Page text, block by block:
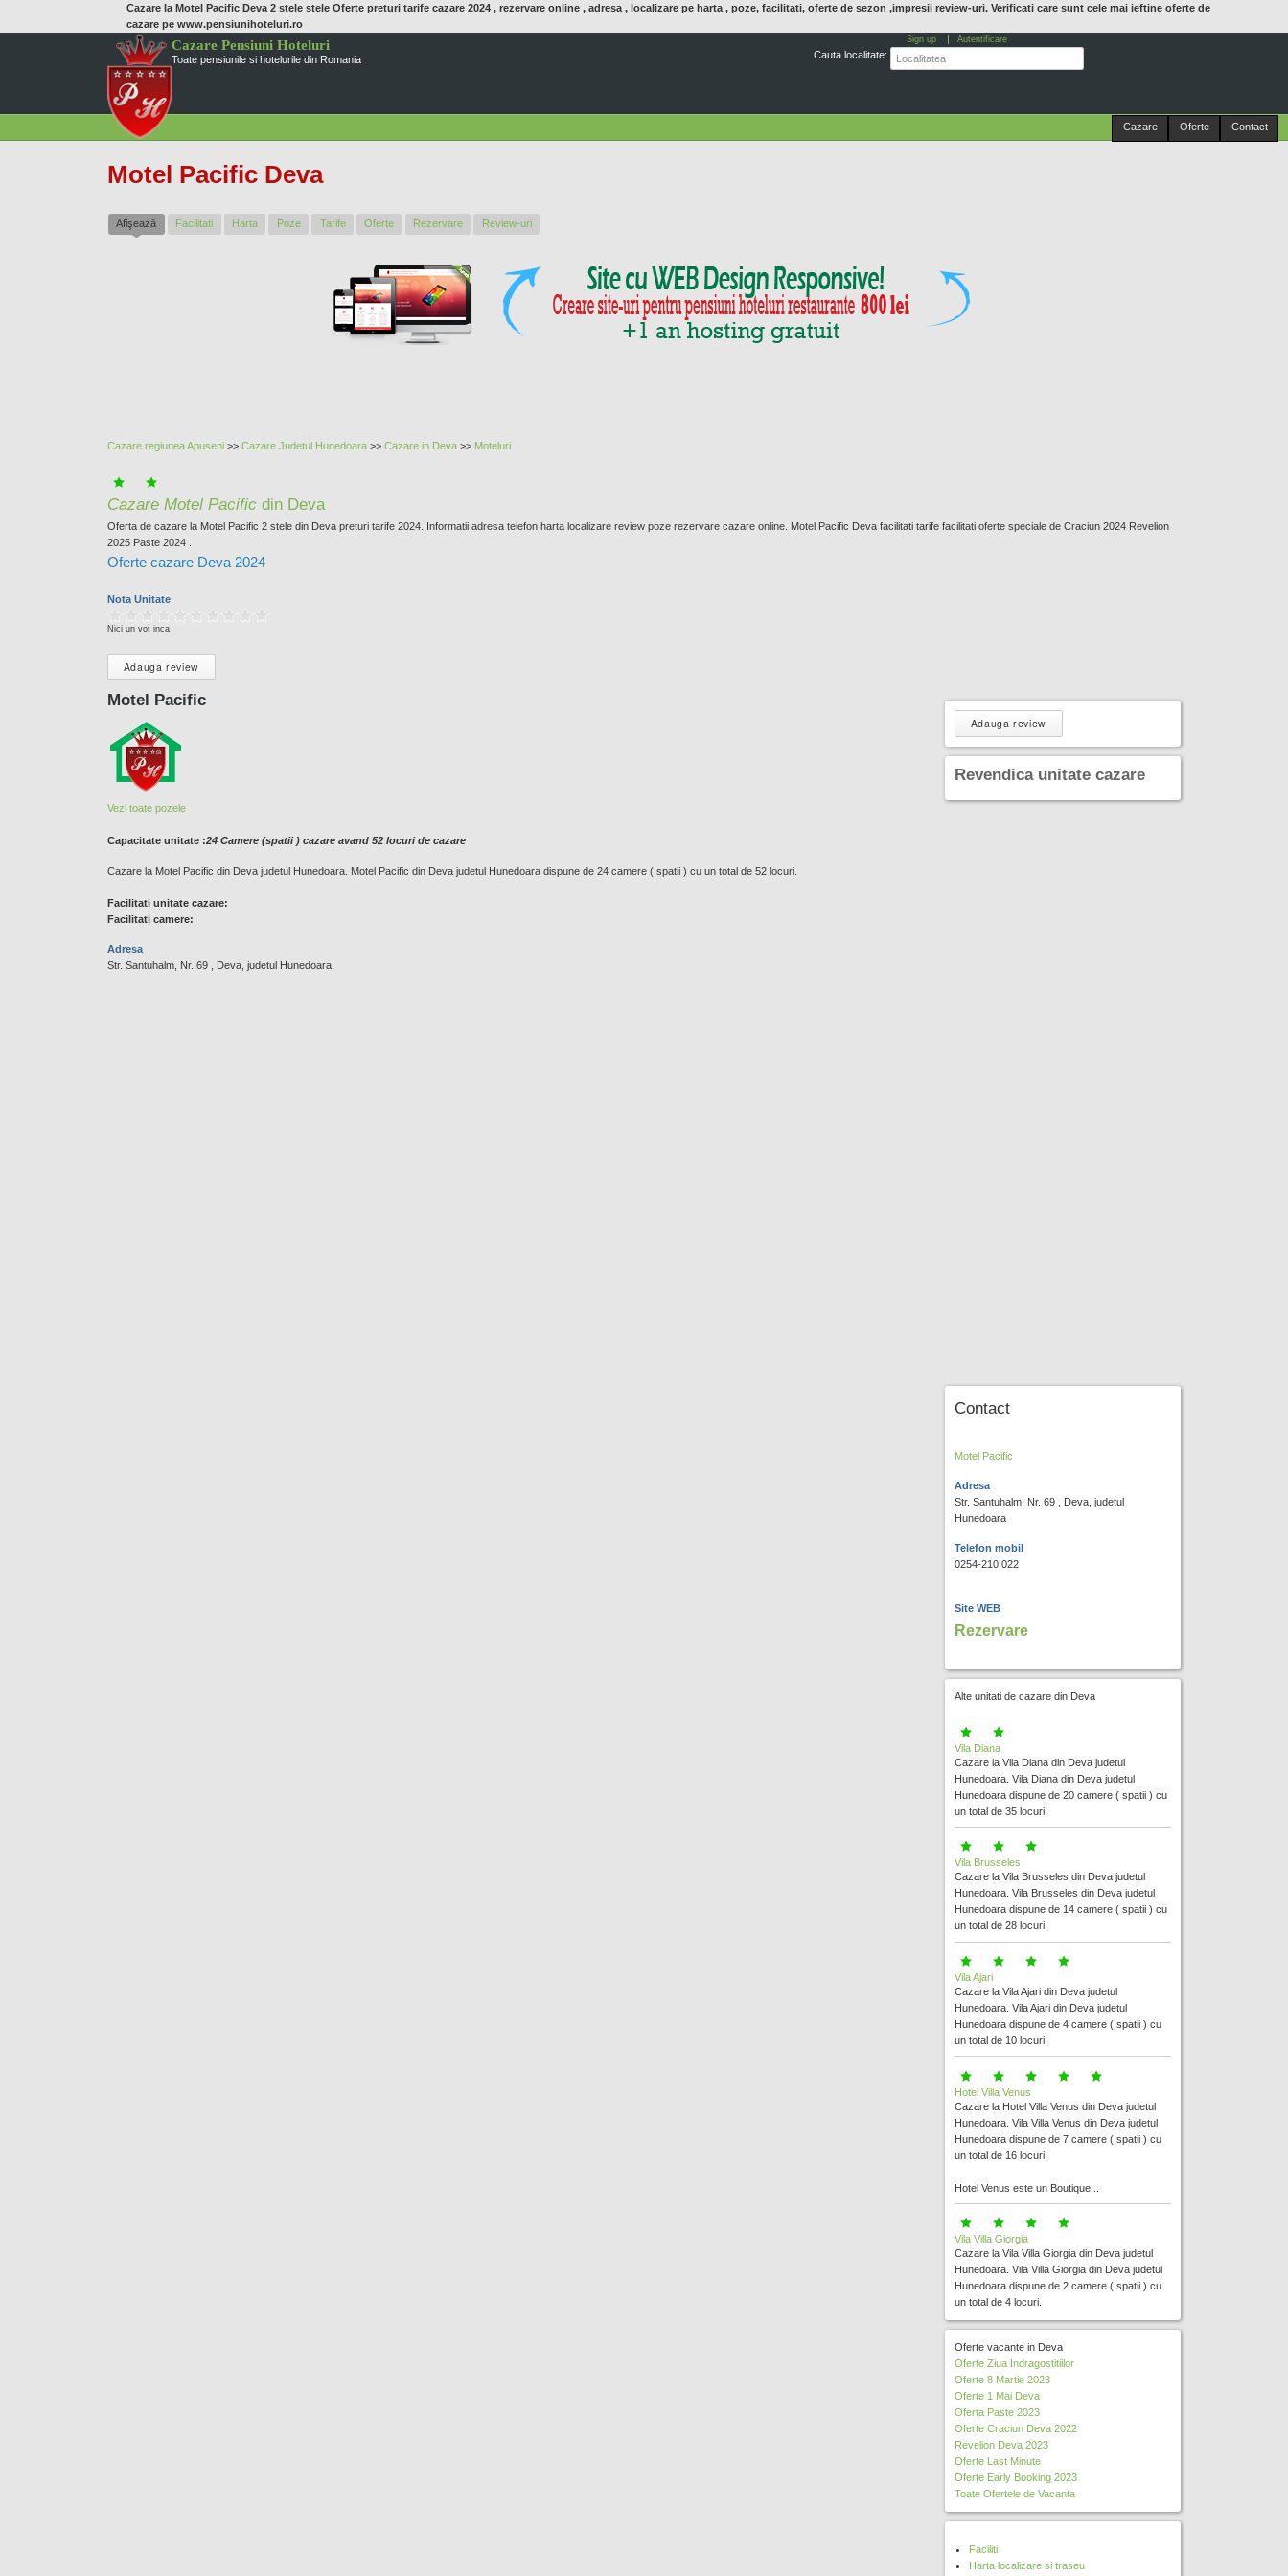
Mergi
Cazare la Motel Pacific Deva 2 stele stele Oferte preturi tarife cazare 2024 , rezervare online , adresa , localizare pe harta , poze, facilitati, oferte de sezon ,impresii review-uri. Verificati care sunt cele mai ieftine oferte de
cazare pe www.pensiunihoteluri.ro
Cazare Pensiuni Hoteluri
Toate pensiunile si hotelurile din Romania
Sign up Autentificare
Cauta localitate:
Cazare Oferte Contact
Motel Pacific Deva
Afişează (tab activ)
Facilitati Harta Poze Tarife Oferte Rezervare Review-uri
Cazare regiunea Apuseni >> Cazare Judetul Hunedoara >> Cazare in Deva >> Moteluri
Cazare Motel Pacific din Deva
Oferta de cazare la Motel Pacific 2 stele din Deva preturi tarife 2024. Informatii adresa telefon harta localizare review poze rezervare cazare online. Motel Pacific Deva facilitati tarife facilitati oferte speciale de Craciun 2024 Revelion
2025 Paste 2024 .
Oferte cazare Deva 2024
Nota Unitate
Nici un vot inca
Adauga review
Motel Pacific
Vezi toate pozele
Capacitate unitate :24 Camere (spatii ) cazare avand 52 locuri de cazare
Cazare la Motel Pacific din Deva judetul Hunedoara. Motel Pacific din Deva judetul Hunedoara dispune de 24 camere ( spatii ) cu un total de 52 locuri.
Facilitati unitate cazare:
Facilitati camere:
Adresa
Str. Santuhalm, Nr. 69 , Deva, judetul Hunedoara
Adauga review
Revendica unitate cazare
Contact
Motel Pacific
Adresa
Str. Santuhalm, Nr. 69 , Deva, judetul
Hunedoara
Telefon mobil
0254-210.022
Site WEB
Rezervare
Alte unitati de cazare din Deva
Vila Diana
Cazare la Vila Diana din Deva judetul
Hunedoara. Vila Diana din Deva judetul
Hunedoara dispune de 20 camere ( spatii ) cu
un total de 35 locuri.
Vila Brusseles
Cazare la Vila Brusseles din Deva judetul
Hunedoara. Vila Brusseles din Deva judetul
Hunedoara dispune de 14 camere ( spatii ) cu
un total de 28 locuri.
Vila Ajari
Cazare la Vila Ajari din Deva judetul
Hunedoara. Vila Ajari din Deva judetul
Hunedoara dispune de 4 camere ( spatii ) cu
un total de 10 locuri.
Hotel Villa Venus
Cazare la Hotel Villa Venus din Deva judetul
Hunedoara. Vila Villa Venus din Deva judetul
Hunedoara dispune de 7 camere ( spatii ) cu
un total de 16 locuri.
Hotel Venus este un Boutique...
Vila Villa Giorgia
Cazare la Vila Villa Giorgia din Deva judetul
Hunedoara. Vila Villa Giorgia din Deva judetul
Hunedoara dispune de 2 camere ( spatii ) cu
un total de 4 locuri.
Oferte vacante in Deva
Oferte Ziua Indragostitiilor
Oferte 8 Martie 2023
Oferte 1 Mai Deva
Oferta Paste 2023
Oferte Craciun Deva 2022
Revelion Deva 2023
Oferte Last Minute
Oferte Early Booking 2023
Toate Ofertele de Vacanta
Faciliti
Harta localizare si traseu